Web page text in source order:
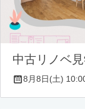
中古リノベ
8月8日(土)